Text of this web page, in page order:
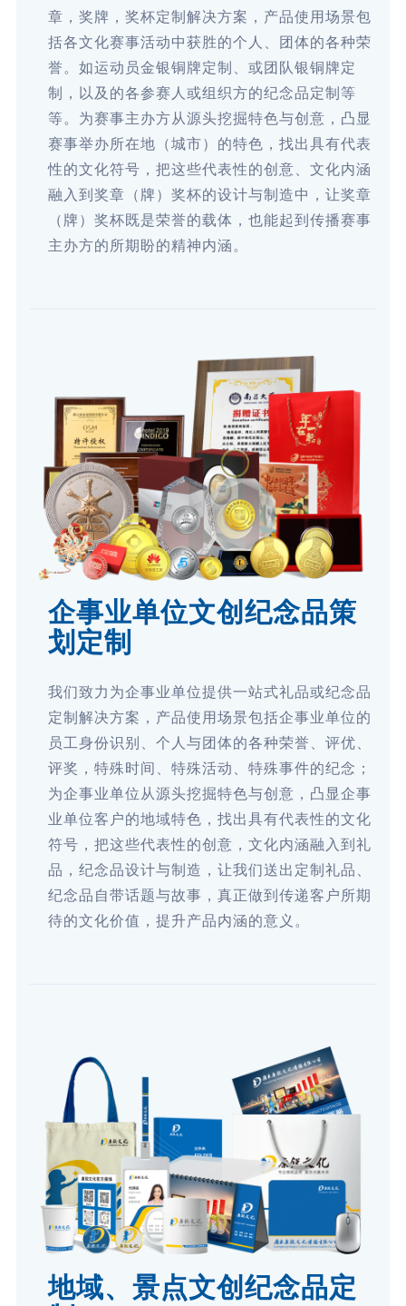
章，奖牌，奖杯定制解决方案，产品使用场景包
括各文化赛事活动中获胜的个人、团体的各种荣
誉。如运动员金银铜牌定制、或团队银铜牌定
制，以及的各参赛人或组织方的纪念品定制等
等。为赛事主办方从源头挖掘特色与创意，凸显
赛事举办所在地（城市）的特色，找出具有代表
性的文化符号，把这些代表性的创意、文化内涵
融入到奖章（牌）奖杯的设计与制造中，让奖章
（牌）奖杯既是荣誉的载体，也能起到传播赛事
主办方的所期盼的精神内涵。
企事业单位文创纪念品策
划定制
我们致力为企事业单位提供一站式礼品或纪念品
定制解决方案，产品使用场景包括企事业单位的
员工身份识别、个人与团体的各种荣誉、评优、
评奖，特殊时间、特殊活动、特殊事件的纪念；
为企事业单位从源头挖掘特色与创意，凸显企事
业单位客户的地域特色，找出具有代表性的文化
符号，把这些代表性的创意，文化内涵融入到礼
品，纪念品设计与制造，让我们送出定制礼品、
纪念品自带话题与故事，真正做到传递客户所期
待的文化价值，提升产品内涵的意义。
地域、景点文创纪念品定